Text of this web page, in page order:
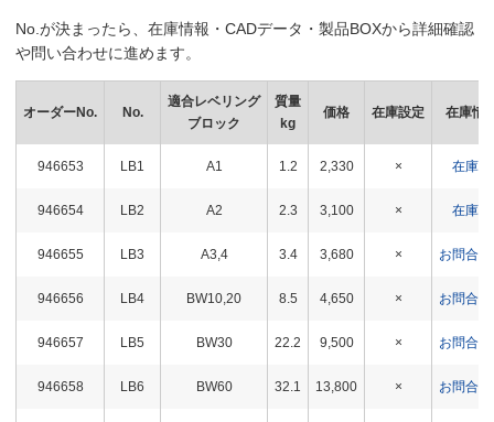
No.が決まったら、在庫情報・CADデータ・製品BOXから詳細確認
や問い合わせに進めます。
オーダーNo. No.
適合レベリング
ブロック
質量
kg
価格 在庫設定 在庫情
946653 LB1 A1 1.2 2,330 × 在庫△
946654 LB2 A2 2.3 3,100 × 在庫〇
946655 LB3 A3,4 3.4 3,680 × お問合
946656 LB4 BW10,20 8.5 4,650 × お問合
946657 LB5 BW30 22.2 9,500 × お問合
946658 LB6 BW60 32.1 13,800 × お問合